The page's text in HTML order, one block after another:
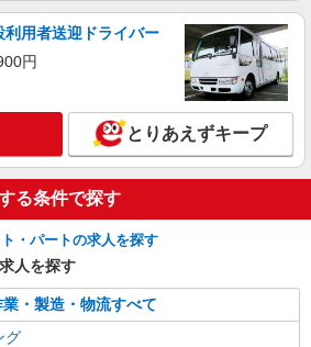
詳細を見る
用者送迎ドライバー
円
とりあえずキープ
る条件で探す
・パートの求人を探す
人を探す
・製造・物流すべて
グ